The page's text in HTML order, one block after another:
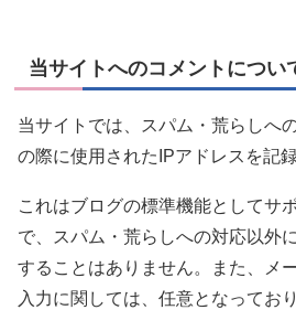
当サイトへのコメントについ
当サイトでは、スパム・荒らしへ
の際に使用されたIPアドレスを記
これはブログの標準機能としてサ
で、スパム・荒らしへの対応以外
することはありません。また、メ
入力に関しては、任意となってお